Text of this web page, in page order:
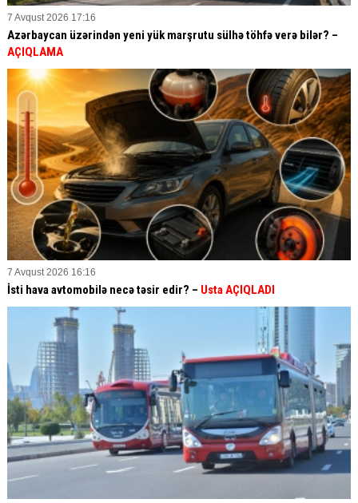
7 Avqust 2026 17:16
Azərbaycan üzərindən yeni yük marşrutu sülhə töhfə verə bilər? –
AÇIQLAMA
7 Avqust 2026 16:16
İsti hava avtomobilə necə təsir edir? – Usta AÇIQLADI